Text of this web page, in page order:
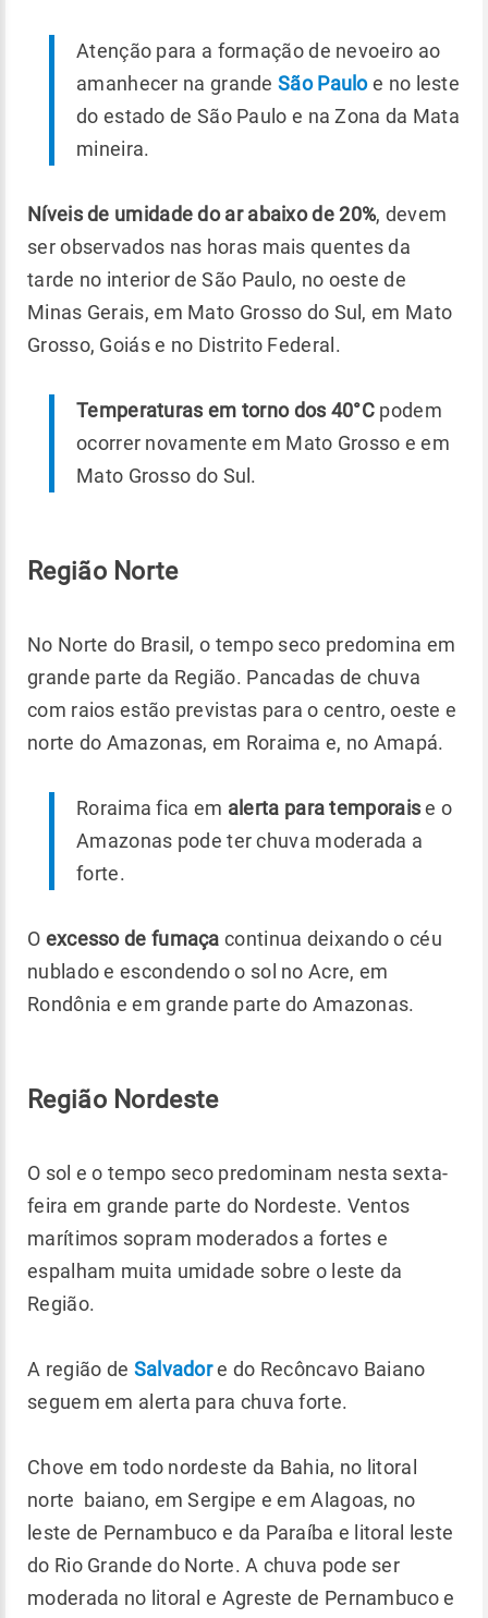
Atenção para a formação de nevoeiro ao
amanhecer na grandeSão Pauloe no leste
do estado de São Paulo e na Zona da Mata
mineira.
Níveis de umidade do ar abaixo de 20%, devem
ser observados nas horas mais quentes da
tarde no interior de São Paulo, no oeste de
Minas Gerais, em Mato Grosso do Sul, em Mato
Grosso, Goiás e no Distrito Federal.
Temperaturas em torno dos 40°C podem
ocorrer novamente em Mato Grosso e em
Mato Grosso do Sul.
Região Norte
No Norte do Brasil, o tempo seco predomina em
grande parte da Região. Pancadas de chuva
com raios estão previstas para o centro, oeste e
norte do Amazonas, em Roraima e, no Amapá.
Roraima fica em alerta para temporaise o
Amazonas pode ter chuva moderada a
forte.
O excesso de fumaça continua deixando o céu
nublado e escondendo o sol no Acre, em
Rondônia e em grande parte do Amazonas.
Região Nordeste
O sol e o tempo seco predominam nesta sexta-
feira em grande parte do Nordeste. Ventos
marítimos sopram moderados a fortes e
espalham muita umidade sobre o leste da
Região.
A região de Salvadore do Recôncavo Baiano
seguem em alerta para chuva forte.
Chove em todo nordeste da Bahia, no litoral
norte baiano, em Sergipe e em Alagoas, no
leste de Pernambuco e da Paraíba e litoral leste
do Rio Grande do Norte. A chuva pode ser
moderada no litoral e Agreste de Pernambuco e